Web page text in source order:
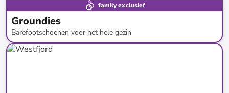
family exclusief
Groundies
Barefootschoenen voor het hele gezin
tot-55%*